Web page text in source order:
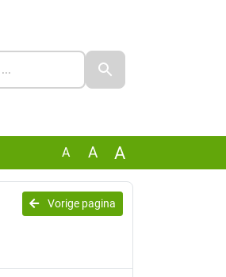
A A A
Vorige pagina